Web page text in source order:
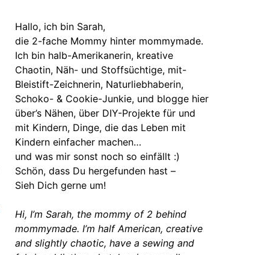
Hallo, ich bin Sarah,
die 2-fache Mommy hinter mommymade.
Ich bin halb-Amerikanerin, kreative
Chaotin, Näh- und Stoffsüchtige, mit-
Bleistift-Zeichnerin, Naturliebhaberin,
Schoko- & Cookie-Junkie, und blogge hier
über’s Nähen, über DIY-Projekte für und
mit Kindern, Dinge, die das Leben mit
Kindern einfacher machen…
und was mir sonst noch so einfällt :)
Schön, dass Du hergefunden hast –
Sieh Dich gerne um!
Hi, I’m Sarah, the mommy of 2 behind
mommymade. I’m half American, creative
and slightly chaotic, have a sewing and